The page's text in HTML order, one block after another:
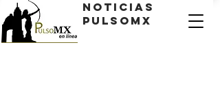
Noticias
PulsoMX